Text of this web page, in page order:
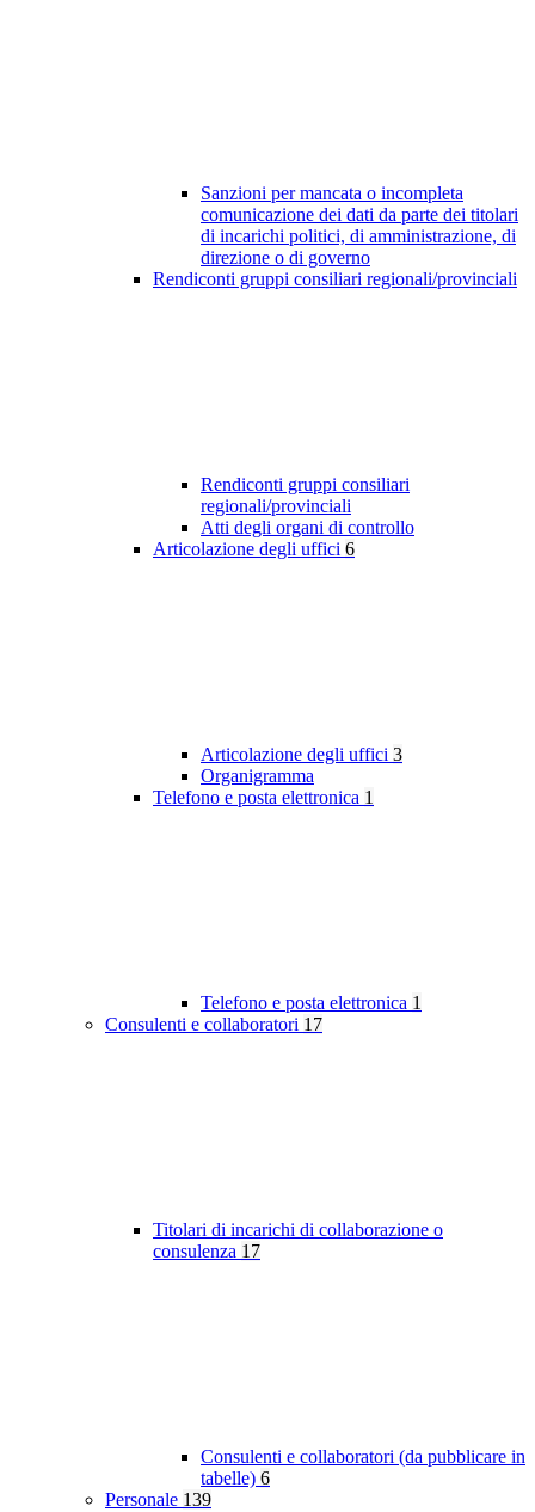
Sanzioni per mancata o incompleta
comunicazione dei dati da parte dei titolari
di incarichi politici, di amministrazione, di
direzione o di governo
Rendiconti gruppi consiliari regionali/provinciali
Rendiconti gruppi consiliari
regionali/provinciali
Atti degli organi di controllo
Articolazione degli uffici 6
Articolazione degli uffici 3
Organigramma
Telefono e posta elettronica 1
Telefono e posta elettronica 1
Consulenti e collaboratori 17
Titolari di incarichi di collaborazione o
consulenza 17
Consulenti e collaboratori (da pubblicare in
tabelle) 6
Personale 139